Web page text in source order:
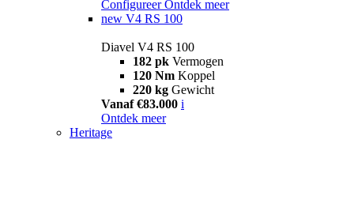
Configureer Ontdek meer
new V4 RS 100
Diavel V4 RS 100
182 pk Vermogen
120 Nm Koppel
220 kg Gewicht
Vanaf €83.000 i
Ontdek meer
Heritage